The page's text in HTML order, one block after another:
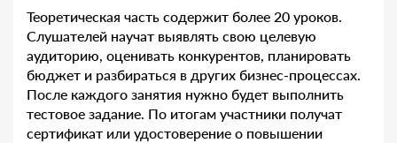
Теоретическая часть содержит более 20 уроков.
Слушателей научат выявлять свою целевую
аудиторию, оценивать конкурентов, планировать
бюджет и разбираться в других бизнес-процессах.
После каждого занятия нужно будет выполнить
тестовое задание. По итогам участники получат
сертификат или удостоверение о повышении